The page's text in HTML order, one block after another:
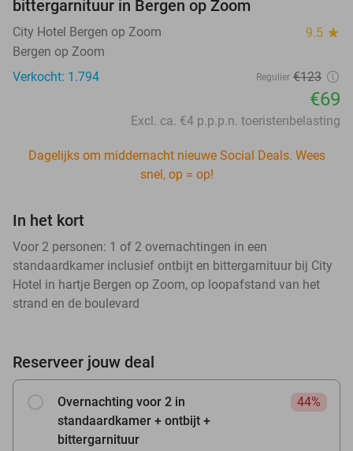
bittergarnituur in Bergen op Zoom
City Hotel Bergen op Zoom 9.5 star
Bergen op Zoom
Verkocht: 1.794
Regulier €123
€69
Excl. ca. €4 p.p.p.n. toeristenbelasting
Dagelijks om middernacht nieuwe Social Deals. Wees
snel, op = op!
In het kort
Voor 2 personen: 1 of 2 overnachtingen in een
standaardkamer inclusief ontbijt en bittergarnituur bij City
Hotel in hartje Bergen op Zoom, op loopafstand van het
strand en de boulevard
Reserveer jouw deal
Overnachting voor 2 in
standaardkamer + ontbijt +
bittergarnituur
44%